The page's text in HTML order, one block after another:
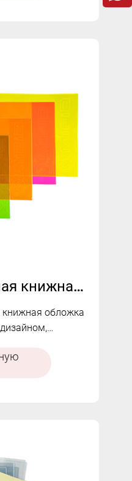
ПВХ флуоресцентная книжная обложка N-MFB-005
книжная обложка